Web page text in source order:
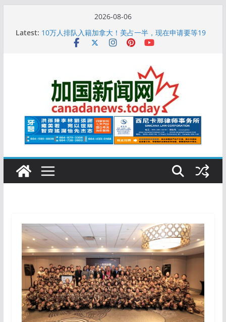
2026-08-06
Latest: 10万人排队入籍加拿大！美占一半，现在申请要等19
安省16岁少女当街遭围殴, 打成脑震荡! 大批人起哄拍
特鲁多半裸与水果姐海滩激吻! 热恋一年感情持续升温
更多名校恢复SAT 考试，新学年大学申请开跑7个大不